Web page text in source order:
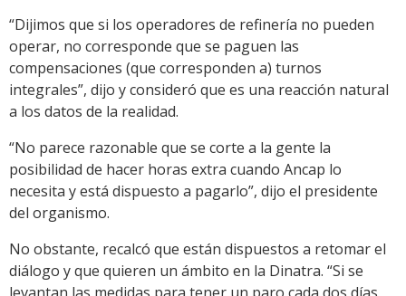
“Dijimos que si los operadores de refinería no pueden
operar, no corresponde que se paguen las
compensaciones (que corresponden a) turnos
integrales”, dijo y consideró que es una reacción natural
a los datos de la realidad.
“No parece razonable que se corte a la gente la
posibilidad de hacer horas extra cuando Ancap lo
necesita y está dispuesto a pagarlo”, dijo el presidente
del organismo.
No obstante, recalcó que están dispuestos a retomar el
diálogo y que quieren un ámbito en la Dinatra. “Si se